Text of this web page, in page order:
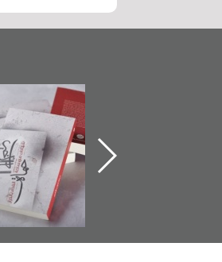
تصنيف موضوعي
للوثائق البريطانية
يقدمه «مركز أوال»
في سلسلة من 5
كتب